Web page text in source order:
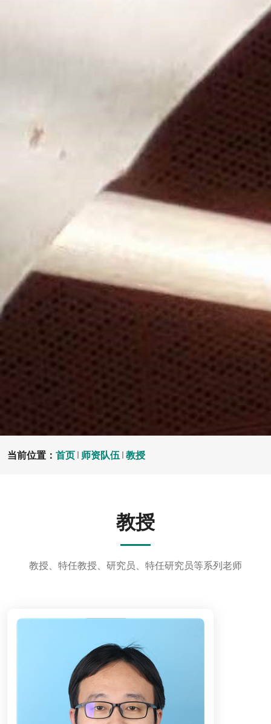
当前位置： 首页 师资队伍 教授
教授
教授、特任教授、研究员、特任研究员等系列老师